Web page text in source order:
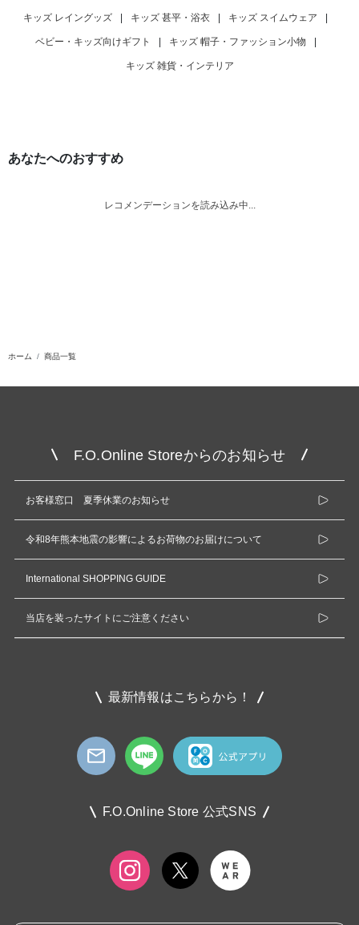
キッズ レイングッズ | キッズ 甚平・浴衣 | キッズ スイムウェア |
ベビー・キッズ向けギフト | キッズ 帽子・ファッション小物 |
キッズ 雑貨・インテリア
あなたへのおすすめ
レコメンデーションを読み込み中...
ホーム 商品一覧
F.O.Online Storeからのお知らせ
お客様窓口 夏季休業のお知らせ
令和8年熊本地震の影響によるお荷物のお届けについて
International SHOPPING GUIDE
当店を装ったサイトにご注意ください
最新情報はこちらから！
F.O.Online Store 公式SNS